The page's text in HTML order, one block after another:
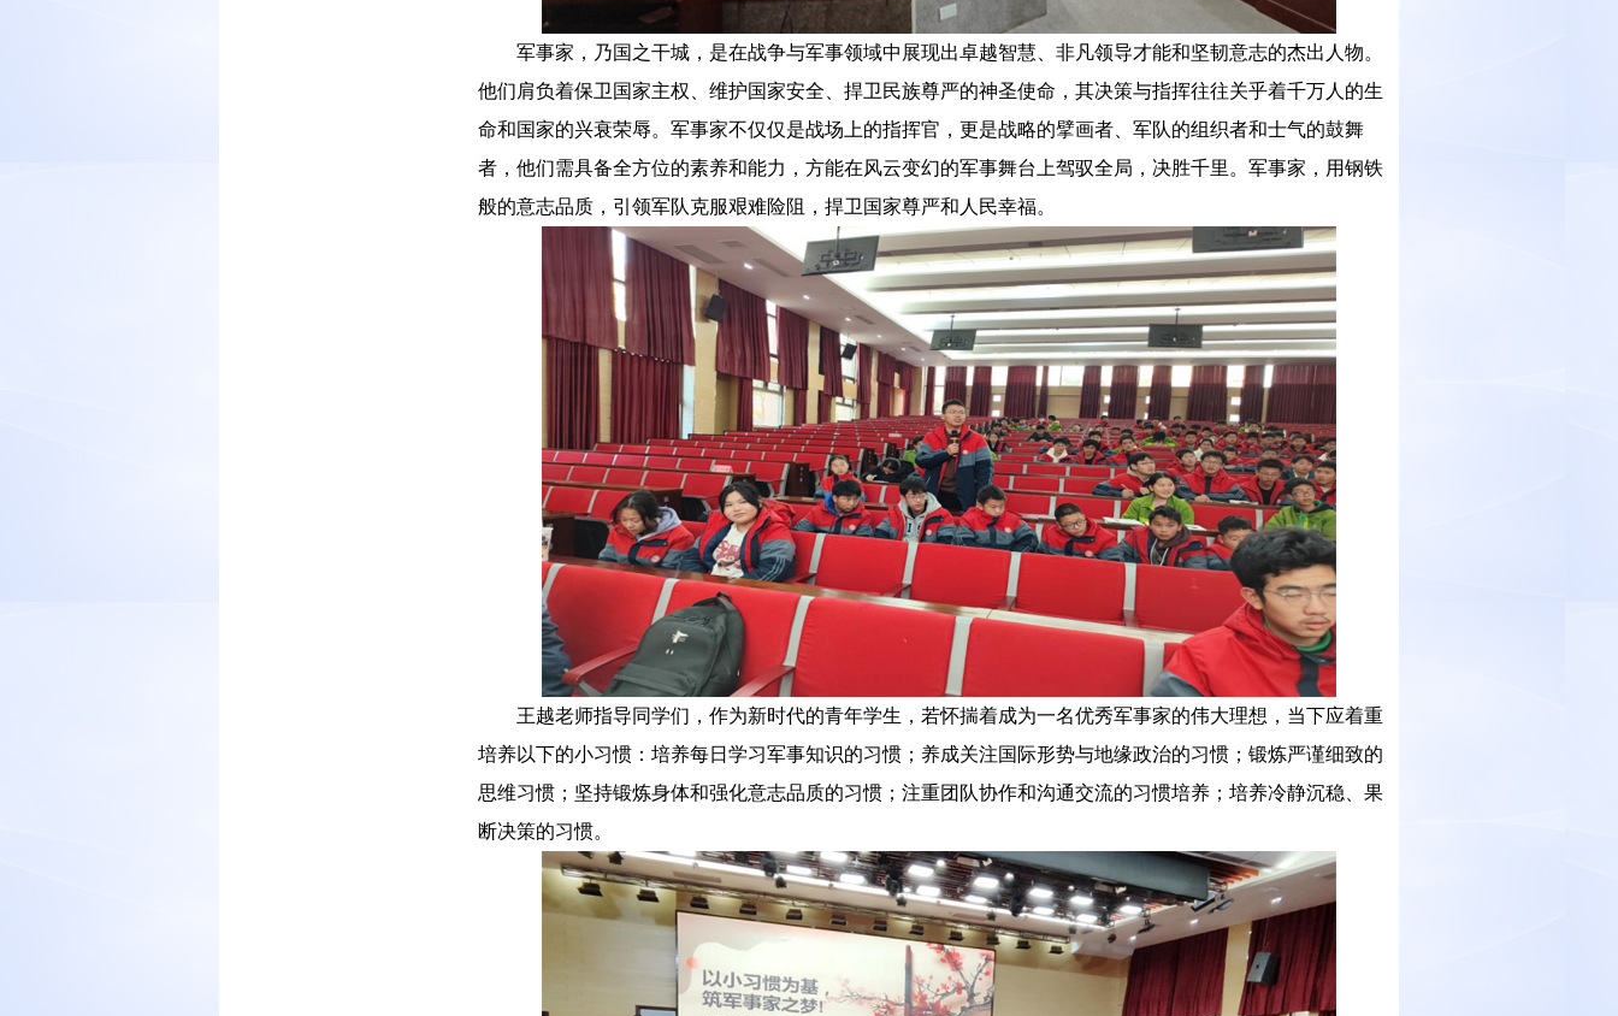
军事家，乃国之干城，是在战争与军事领域中展现出卓越智慧、非凡领导才能和坚韧意志的杰出人物。
他们肩负着保卫国家主权、维护国家安全、捍卫民族尊严的神圣使命，其决策与指挥往往关乎着千万人的生
命和国家的兴衰荣辱。军事家不仅仅是战场上的指挥官，更是战略的擘画者、军队的组织者和士气的鼓舞
者，他们需具备全方位的素养和能力，方能在风云变幻的军事舞台上驾驭全局，决胜千里。军事家，用钢铁
般的意志品质，引领军队克服艰难险阻，捍卫国家尊严和人民幸福。
王越老师指导同学们，作为新时代的青年学生，若怀揣着成为一名优秀军事家的伟大理想，当下应着重
培养以下的小习惯：培养每日学习军事知识的习惯；养成关注国际形势与地缘政治的习惯；锻炼严谨细致的
思维习惯；坚持锻炼身体和强化意志品质的习惯；注重团队协作和沟通交流的习惯培养；培养冷静沉稳、果
断决策的习惯。